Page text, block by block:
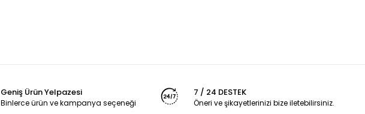
Geniş Ürün Yelpazesi
Binlerce ürün ve kampanya seçeneği
7 / 24 DESTEK
Öneri ve şikayetlerinizi bize iletebilirsiniz.